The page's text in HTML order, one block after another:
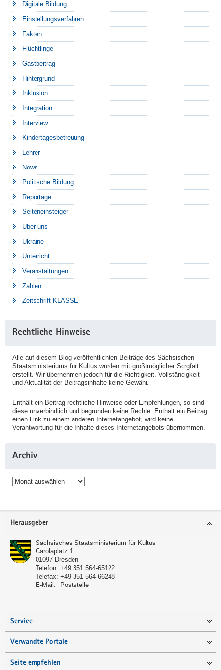
Digitale Bildung
Einstellungsverfahren
Fakten
Flüchtlinge
Gastbeitrag
Hintergrund
Inklusion
Integration
Interview
Kindertagesbetreuung
Lehrer
News
Politische Bildung
Reportage
Seiteneinsteiger
Über uns
Ukraine
Unterricht
Veranstaltungen
Zahlen
Zeitschrift KLASSE
Rechtliche Hinweise
Alle auf diesem Blog veröffentlichten Beiträge des Sächsischen
Staatsministeriums für Kultus wurden mit größtmöglicher Sorgfalt
erstellt. Wir übernehmen jedoch für die Richtigkeit, Vollständigkeit
und Aktualität der Beitragsinhalte keine Gewähr.
Enthält ein Beitrag rechtliche Hinweise oder Empfehlungen, so sind
diese unverbindlich und begründen keine Rechte. Enthält ein Beitrag
einen Link zu einem anderen Internetangebot, wird keine
Verantwortung für die Inhalte dieses Internetangebots übernommen.
Archiv
Archiv
Service
Herausgeber
Sächsisches Staatsministerium für Kultus
Carolaplatz 1
01097 Dresden
Telefon: +49 351 564-65122
Telefax: +49 351 564-66248
E-Mail:
Poststelle
Service
Verwandte Portale
Seite empfehlen